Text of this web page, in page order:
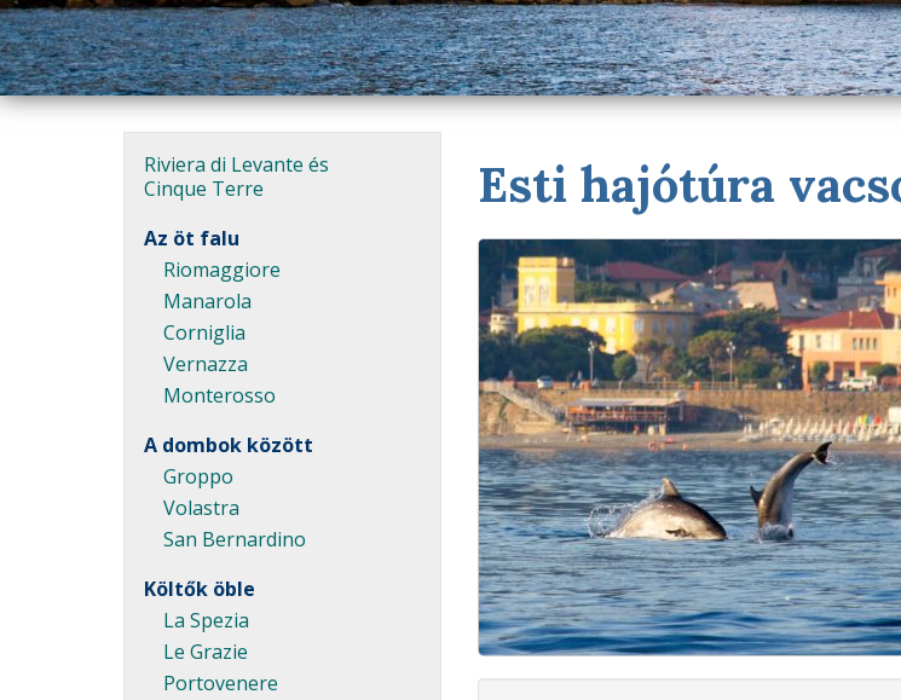
Esti hajótúra
Riviera di Levante és
Cinque Terre
Az öt falu
Riomaggiore
Manarola
Corniglia
Vernazza
Monterosso
A dombok között
Groppo
Volastra
San Bernardino
Költők öble
La Spezia
Le Grazie
Portovenere